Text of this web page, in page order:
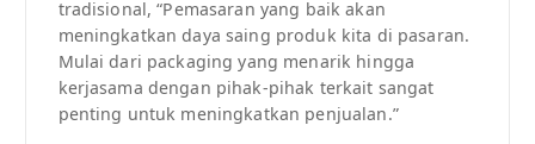
tradisional, “Pemasaran yang baik akan
meningkatkan daya saing produk kita di pasaran.
Mulai dari packaging yang menarik hingga
kerjasama dengan pihak-pihak terkait sangat
penting untuk meningkatkan penjualan.”